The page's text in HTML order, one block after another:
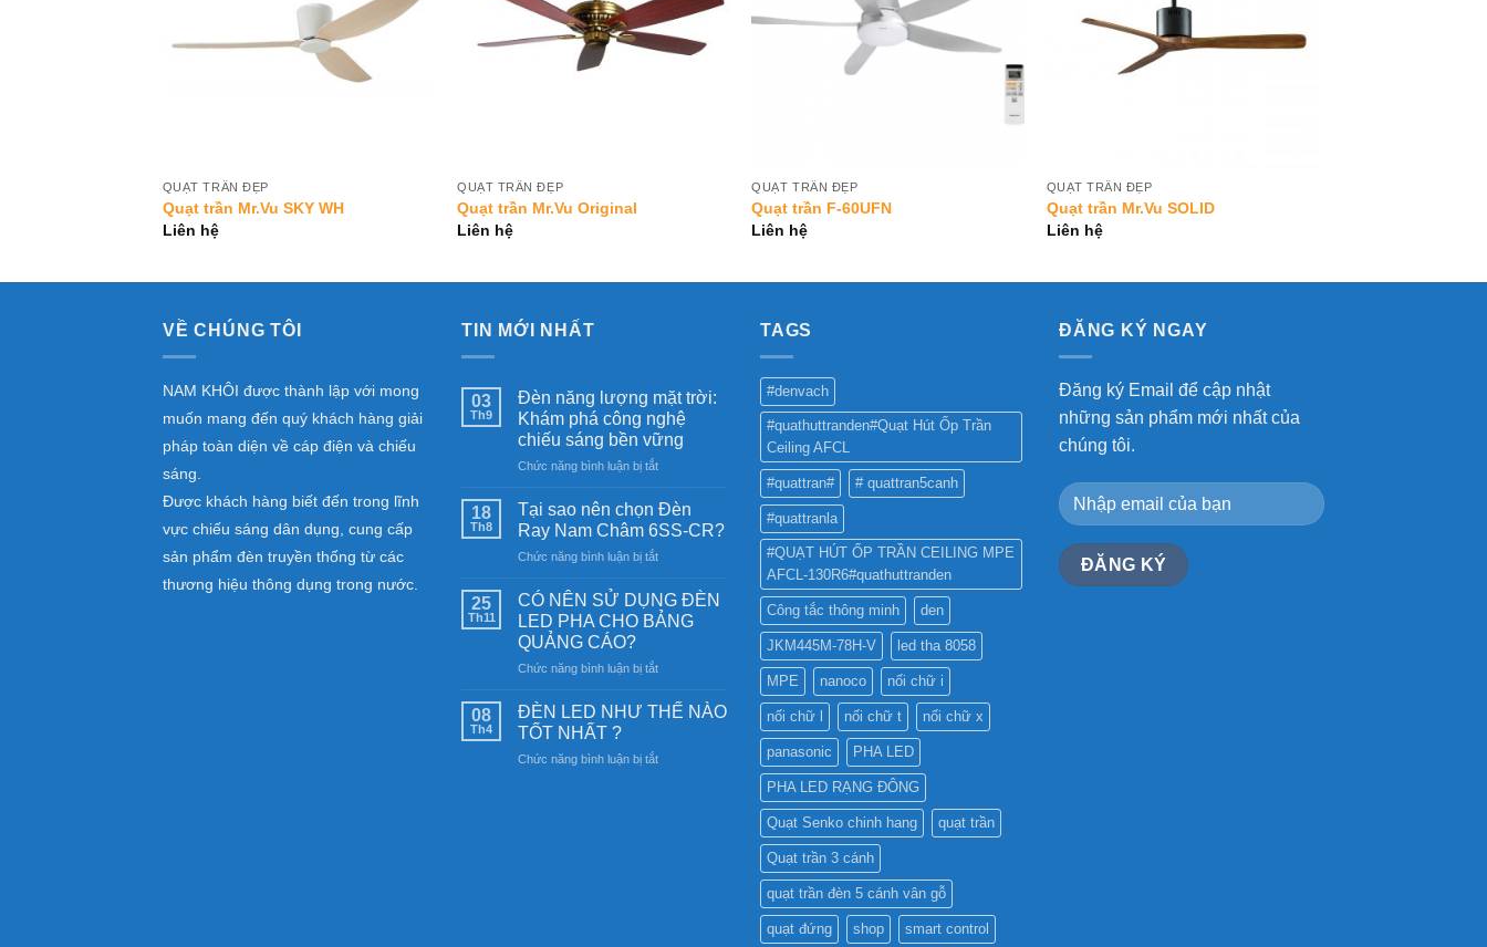
QUẠT TRẦN ĐẸP
Quạt trần Mr.Vu SKY WH
Liên hệ
QUẠT TRẦN ĐẸP
Quạt trần Mr.Vu Original
Liên hệ
QUẠT TRẦN ĐẸP
Quạt trần F-60UFN
Liên hệ
QUẠT TRẦN ĐẸP
Quạt trần Mr.Vu SOLID
Liên hệ
VỀ CHÚNG TÔI
NAM KHÔI được thành lập với mong
muốn mang đến quý khách hàng giải
pháp toàn diện về cáp điện và chiếu
sáng.
Được khách hàng biết đến trong lĩnh
vực chiếu sáng dân dụng, cung cấp
sản phẩm đèn truyền thống từ các
thương hiệu thông dụng trong nước.
TIN MỚI NHẤT
03
Th9
Đèn năng lượng mặt trời:
Khám phá công nghệ
chiếu sáng bền vững
Chức năng bình luận bị tắtở
năng
lượng
mặt
trời:
phá
công
sáng
vững
18
Th8
Tại sao nên chọn Đèn
Ray Nam Châm 6SS-CR?
Chức năng bình luận bị tắtở
sao
nên
chọn
Ray
Châm
25
Th11
CÓ NÊN SỬ DỤNG ĐÈN
LED PHA CHO BẢNG
QUẢNG CÁO?
Chức năng bình luận bị tắtở
NÊN
ĐÈN
08
Th4
ĐÈN LED NHƯ THẾ NÀO
TỐT NHẤT ?
Chức năng bình luận bị tắtở
TAGS
#denvach
#quathuttranden#Quạt Hút Ốp Trần
Ceiling AFCL
#quattran# # quattran5canh
#quattranla
#QUẠT HÚT ỐP TRẦN CEILING MPE
AFCL-130R6#quathuttranden
Công tắc thông minh den
JKM445M-78H-V led tha 8058
MPE nanoco nối chữ i
nối chữ l nối chữ t nối chữ x
panasonic PHA LED
PHA LED RẠNG ĐÔNG
Quạt Senko chinh hang quạt trần
Quạt trần 3 cánh
quạt trần đèn 5 cánh vân gỗ
quạt đứng shop smart control
ĐĂNG KÝ NGAY
Đăng ký Email để cập nhật
những sản phẩm mới nhất của
chúng tôi.